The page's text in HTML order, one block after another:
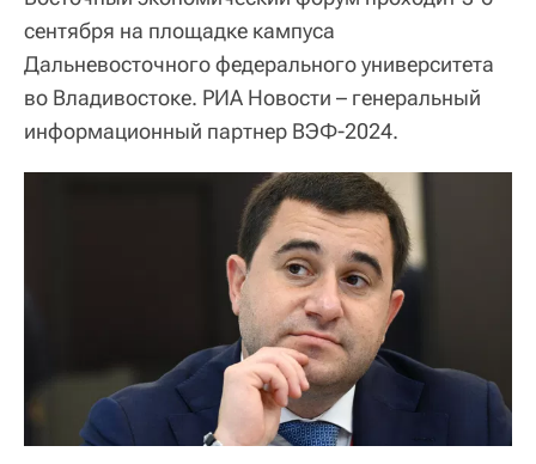
сентября на площадке кампуса
Дальневосточного федерального университета
во Владивостоке. РИА Новости – генеральный
информационный партнер ВЭФ-2024.